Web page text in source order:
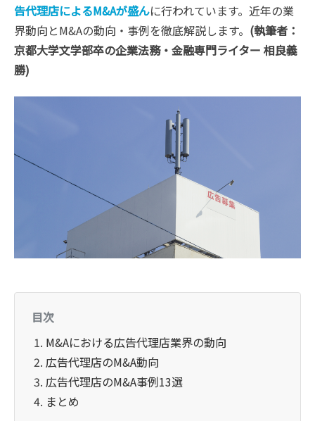
告代理店によるM&Aが盛んに行われています。近年の業
界動向とM&Aの動向・事例を徹底解説します。 (執筆者：
京都大学文学部卒の企業法務・金融専門ライター 相良義
勝)
目次
M&Aにおける広告代理店業界の動向
広告代理店のM&A動向
広告代理店のM&A事例13選
まとめ